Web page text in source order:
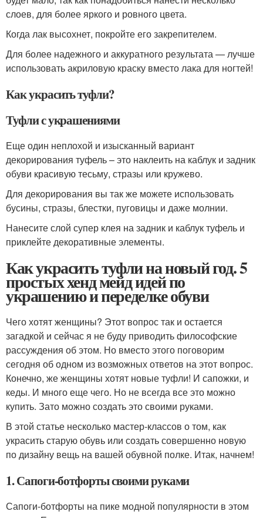
слоев, для более яркого и ровного цвета.
Когда лак высохнет, покройте его закрепителем.
Для более надежного и аккуратного результата — лучше
использовать акриловую краску вместо лака для ногтей!
Как украсить туфли?
Туфли с украшениями
Еще один неплохой и изысканный вариант
декорирования туфель – это наклеить на каблук и задник
обуви красивую тесьму, стразы или кружево.
Для декорирования вы так же можете использовать
бусины, стразы, блестки, пуговицы и даже молнии.
Нанесите слой супер клея на задник и каблук туфель и
приклейте декоративные элементы.
Как украсить туфли на новый год. 5
простых хенд мейд идей по
украшению и переделке обуви
Чего хотят женщины? Этот вопрос так и остается
загадкой и сейчас я не буду приводить философские
рассуждения об этом. Но вместо этого поговорим
сегодня об одном из возможных ответов на этот вопрос.
Конечно, же женщины хотят новые туфли! И сапожки, и
кеды. И много еще чего. Но не всегда все это можно
купить. Зато можно создать это своими руками.
В этой статье несколько мастер-классов о том, как
украсить старую обувь или создать совершенно новую
по дизайну вещь на вашей обувной полке. Итак, начнем!
1. Сапоги-ботфорты своими руками
Сапоги-ботфорты на пике модной популярности в этом